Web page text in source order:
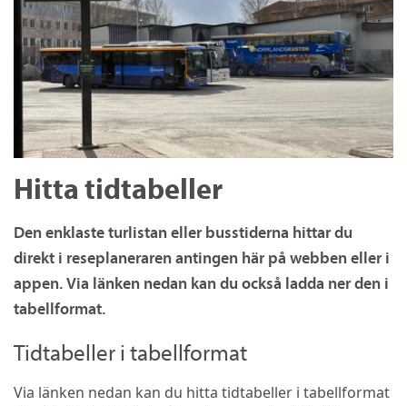
Hitta tidtabeller
Den enklaste turlistan eller busstiderna hittar du
direkt i reseplaneraren antingen här på webben eller i
appen. Via länken nedan kan du också ladda ner den i
tabellformat.
Tidtabeller i tabellformat
Via länken nedan kan du hitta tidtabeller i tabellformat